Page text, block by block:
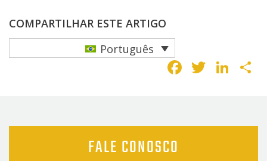
COMPARTILHAR ESTE ARTIGO
Português
FALE CONOSCO